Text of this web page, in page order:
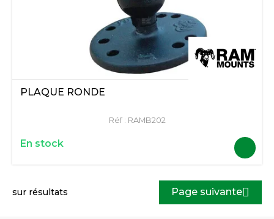
PLAQUE RONDE
Réf : RAMB202
En stock
sur résultats Page suivante